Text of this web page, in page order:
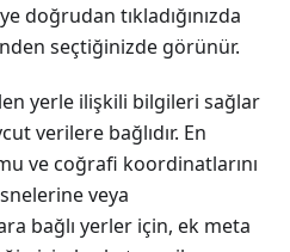
doğrudan tıkladığınızda
seçtiğinizde görünür.
yerle ilişkili bilgileri sağlar
verilere bağlıdır. En
ve coğrafi koordinatlarını
veya
bağlı yerler için, ek meta